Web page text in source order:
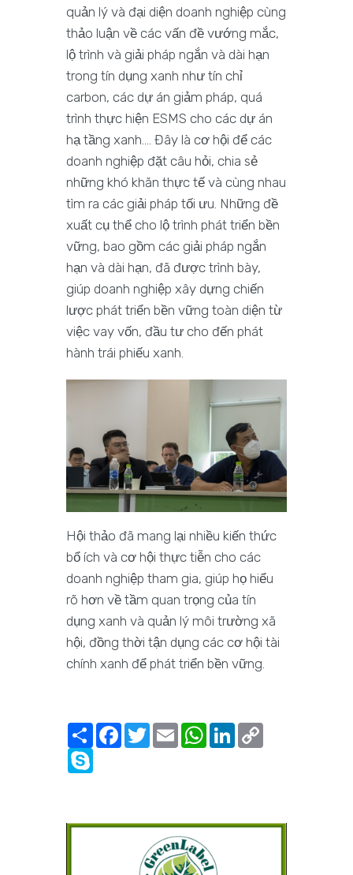
quản lý và đại diện doanh nghiệp cùng
thảo luận về các vấn đề vướng mắc,
lộ trình và giải pháp ngắn và dài hạn
trong tín dụng xanh như tín chỉ
carbon, các dự án giảm pháp, quá
trình thực hiện ESMS cho các dự án
hạ tầng xanh…. Đây là cơ hội để các
doanh nghiệp đặt câu hỏi, chia sẻ
những khó khăn thực tế và cùng nhau
tìm ra các giải pháp tối ưu. Những đề
xuất cụ thể cho lộ trình phát triển bền
vững, bao gồm các giải pháp ngắn
hạn và dài hạn, đã được trình bày,
giúp doanh nghiệp xây dựng chiến
lược phát triển bền vững toàn diện từ
việc vay vốn, đầu tư cho đến phát
hành trái phiếu xanh.
Hội thảo đã mang lại nhiều kiến thức
bổ ích và cơ hội thực tiễn cho các
doanh nghiệp tham gia, giúp họ hiểu
rõ hơn về tầm quan trọng của tín
dụng xanh và quản lý môi trường xã
hội, đồng thời tận dụng các cơ hội tài
chính xanh để phát triển bền vững.
ShareFacebook
TwitterEmail WhatsApp
LinkedIn